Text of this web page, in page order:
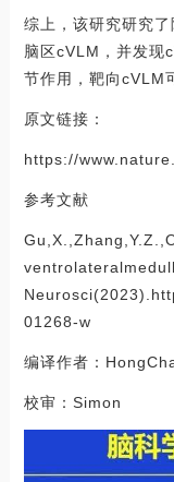
综上，该研究研究
脑区cVLM，并发现
节作用，靶向cVLM
原文链接：
https://
参考文献
01268-w
编译作者：
校审：Simon